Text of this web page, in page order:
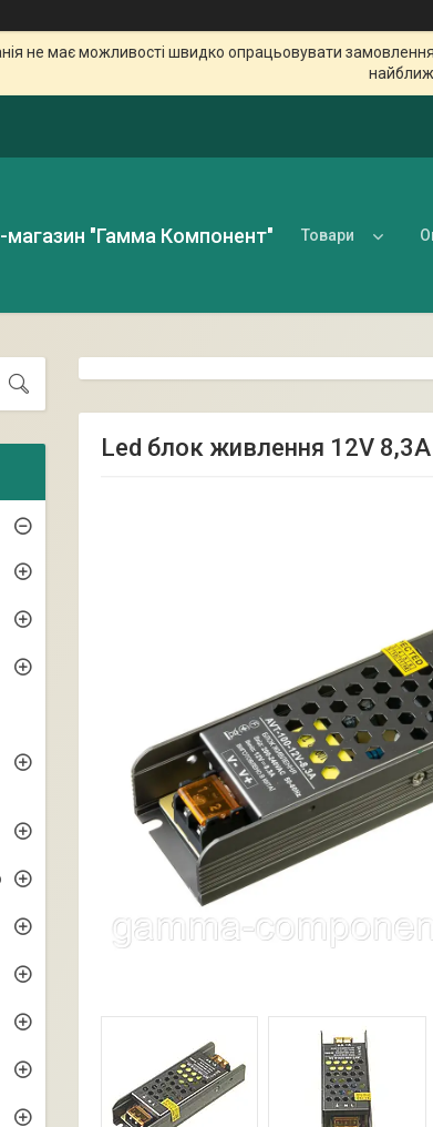
не має можливості швидко опрацьовувати замовлення
магазин "Гамма Компонент" Товари
Led блок живлення 12V